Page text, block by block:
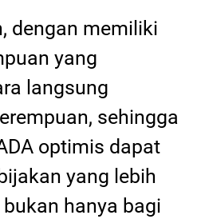
dengan memiliki
yang
langsung
sehingga
optimis dapat
yang lebih
hanya bagi